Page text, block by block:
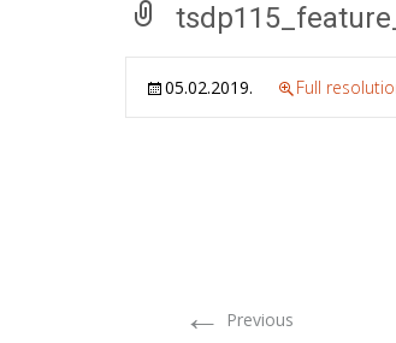
05.02.2019. Full
← Previous